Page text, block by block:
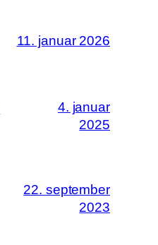
11. januar 2026
4. januar
2025
22. september
2023